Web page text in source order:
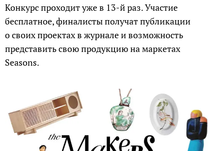
Конкурс проходит уже в 13-й раз. Участие
бесплатное, финалисты получат публикации
о своих проектах в журнале и возможность
представить свою продукцию на маркетах
Seasons.